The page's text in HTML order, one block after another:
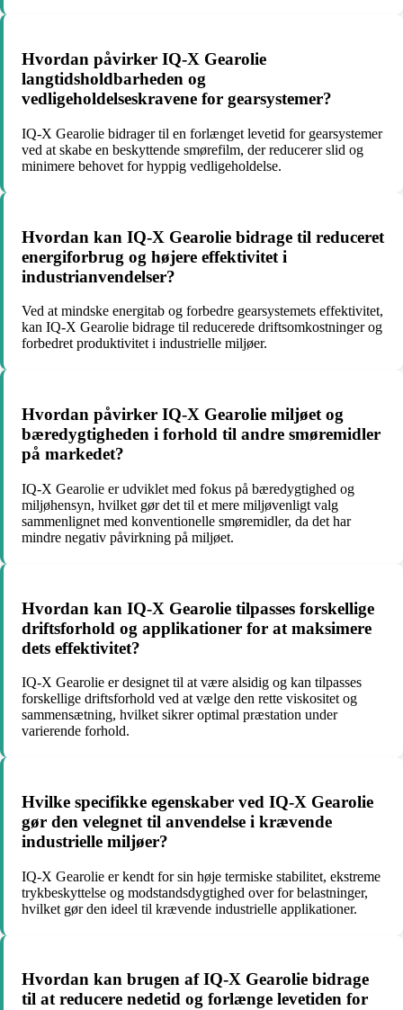
Hvordan påvirker IQ-X Gearolie
langtidsholdbarheden og
vedligeholdelseskravene for gearsystemer?
IQ-X Gearolie bidrager til en forlænget levetid for gearsystemer
ved at skabe en beskyttende smørefilm, der reducerer slid og
minimere behovet for hyppig vedligeholdelse.
Hvordan kan IQ-X Gearolie bidrage til reduceret
energiforbrug og højere effektivitet i
industrianvendelser?
Ved at mindske energitab og forbedre gearsystemets effektivitet,
kan IQ-X Gearolie bidrage til reducerede driftsomkostninger og
forbedret produktivitet i industrielle miljøer.
Hvordan påvirker IQ-X Gearolie miljøet og
bæredygtigheden i forhold til andre smøremidler
på markedet?
IQ-X Gearolie er udviklet med fokus på bæredygtighed og
miljøhensyn, hvilket gør det til et mere miljøvenligt valg
sammenlignet med konventionelle smøremidler, da det har
mindre negativ påvirkning på miljøet.
Hvordan kan IQ-X Gearolie tilpasses forskellige
driftsforhold og applikationer for at maksimere
dets effektivitet?
IQ-X Gearolie er designet til at være alsidig og kan tilpasses
forskellige driftsforhold ved at vælge den rette viskositet og
sammensætning, hvilket sikrer optimal præstation under
varierende forhold.
Hvilke specifikke egenskaber ved IQ-X Gearolie
gør den velegnet til anvendelse i krævende
industrielle miljøer?
IQ-X Gearolie er kendt for sin høje termiske stabilitet, ekstreme
trykbeskyttelse og modstandsdygtighed over for belastninger,
hvilket gør den ideel til krævende industrielle applikationer.
Hvordan kan brugen af IQ-X Gearolie bidrage
til at reducere nedetid og forlænge levetiden for